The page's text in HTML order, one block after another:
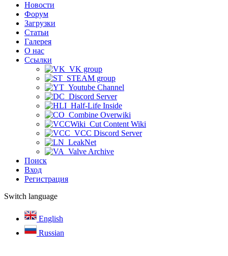
Новости
Форум
Загрузки
Статьи
Галерея
О нас
Ссылки
VK group
STEAM group
Youtube Channel
Discord Server
Half-Life Inside
Combine Overwiki
Cut Content Wiki
VCC Discord Server
LeakNet
Valve Archive
Поиск
Вход
Регистрация
Switch language
English
Russian